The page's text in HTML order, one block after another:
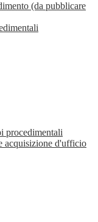
(da pubblicare
procedimentali
acquisizione d'ufficio